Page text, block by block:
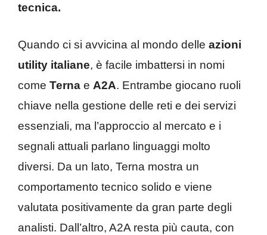
tecnica.
Quando ci si avvicina al mondo delle azioni
utility italiane, è facile imbattersi in nomi
come Terna e A2A. Entrambe giocano ruoli
chiave nella gestione delle reti e dei servizi
essenziali, ma l’approccio al mercato e i
segnali attuali parlano linguaggi molto
diversi. Da un lato, Terna mostra un
comportamento tecnico solido e viene
valutata positivamente da gran parte degli
analisti. Dall’altro, A2A resta più cauta, con